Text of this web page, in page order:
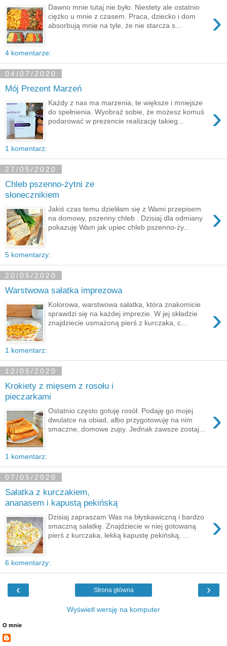
›
Dawno mnie tutaj nie było. Niestety ale ostatnio
ciężko u mnie z czasem. Praca, dziecko i dom
absorbują mnie na tyle, że nie starcza s...
4 komentarze:
04/07/2020
Mój Prezent Marzeń
›
Każdy z nas ma marzenia, te większe i mniejsze
do spełnienia. Wyobraź sobie, że możesz komuś
podarować w prezencie realizację takieg...
1 komentarz:
27/05/2020
Chleb pszenno-żytni ze
słonecznikiem
›
Jakiś czas temu dzieliłam się z Wami przepisem
na domowy, pszenny chleb . Dzisiaj dla odmiany
pokazuję Wam jak upiec chleb pszenno-ży...
5 komentarzy:
20/05/2020
Warstwowa sałatka imprezowa
›
Kolorowa, warstwowa sałatka, która znakomicie
sprawdzi się na każdej imprezie. W jej składzie
znajdziecie usmażoną pierś z kurczaka, c...
1 komentarz:
12/05/2020
Krokiety z mięsem z rosołu i
pieczarkami
›
Ostatnio często gotuję rosół. Podaję go mojej
dwulatce na obiad, albo przygotowuję na nim
smaczne, domowe zupy. Jednak zawsze zostaj...
1 komentarz:
07/05/2020
Sałatka z kurczakiem,
ananasem i kapustą pekińską
›
Dzisiaj zapraszam Was na błyskawiczną i bardzo
smaczną sałatkę. Znajdziecie w niej gotowaną
pierś z kurczaka, lekką kapustę pekińską, ...
6 komentarzy:
‹ ›
Strona główna
Wyświetl wersję na komputer
O mnie